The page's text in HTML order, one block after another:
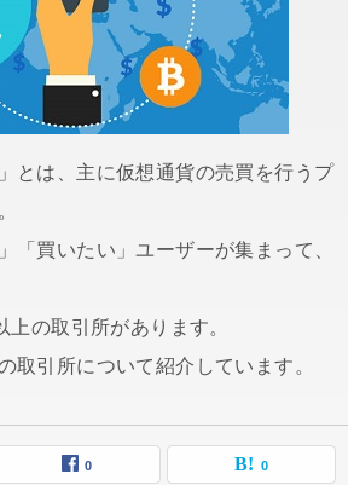
とは、主に仮想通貨の売買を行うプ
「買いたい」ユーザーが集まって、
上の取引所があります。
取引所について紹介しています。
0 0